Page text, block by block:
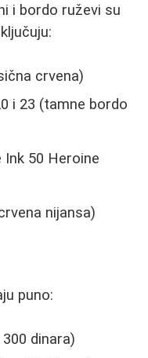
i bordo ruževi su
crvena)
i 23 (tamne bordo
50 Heroine
nijansa)
puno:
dinara)